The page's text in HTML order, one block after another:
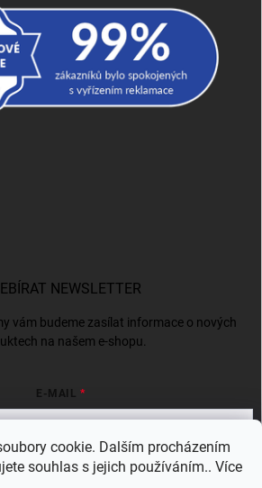
cookie. Dalším procházením
souhlas s jejich používáním.. Více
NEWSLETTER
vám budeme zasílat informace o nových
na našem e-shopu.
E-MAIL
s